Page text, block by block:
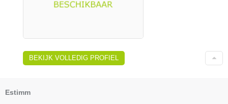
BEKIJK VOLLEDIG PROFIEL
Estimm